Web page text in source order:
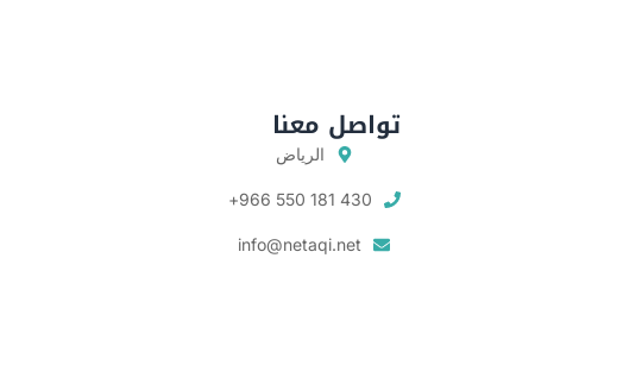
تواصل معنا
الرياض
430 181 550 966+
info@netaqi.net